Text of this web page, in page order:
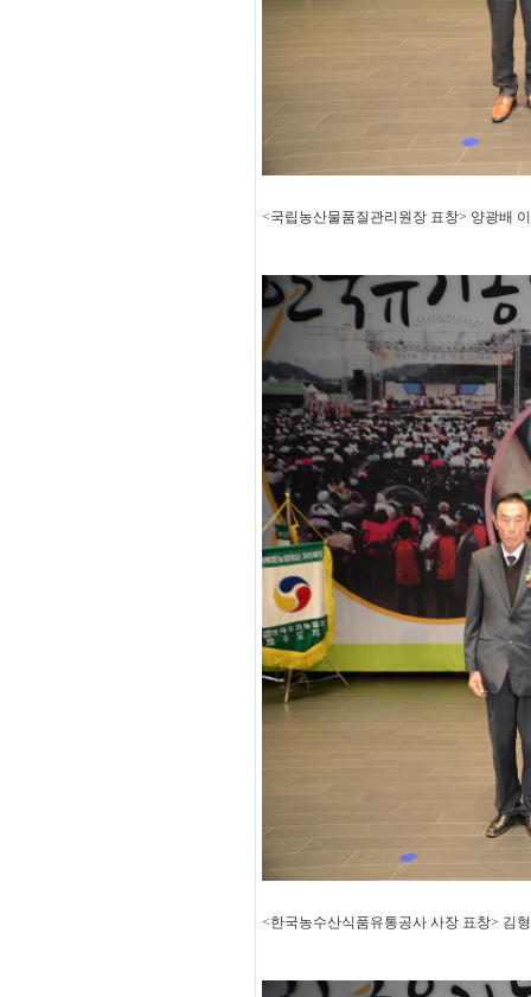
<국립농산물품질관리원장 표창> 양광배
<한국농수산식품유통공사 사장 표창> 김